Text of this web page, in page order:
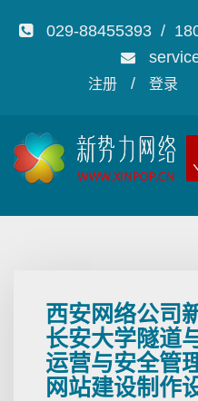
029-88455393 /
注册 / 登录
西安网络公司
长安大学隧道
运营与安全管
网站建设制作